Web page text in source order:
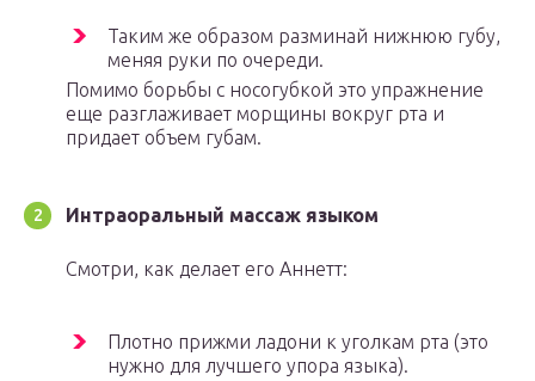
Таким же образом разминай нижнюю губу,
меняя руки по очереди.
Помимо борьбы с носогубкой это упражнение
еще разглаживает морщины вокруг рта и
придает объем губам.
Интраоральный массаж языком
Смотри, как делает его Аннетт:
Плотно прижми ладони к уголкам рта (это
нужно для лучшего упора языка).